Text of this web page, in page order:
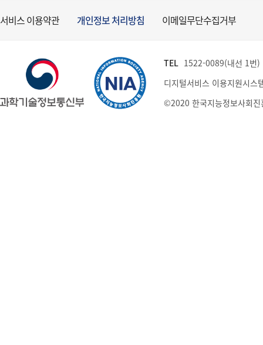
서비스 이용약관 개인정보 처리방침 이메일무단수집거부
TEL 1522-0089(내선 1번
디지털서비스 이용지원시스
©2020 한국지능정보사회진